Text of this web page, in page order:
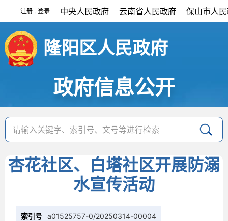
注册 登录 中央人民政府 云南省人民政府 保山市人
隆阳区人民政府
政府信息公开
杏花社区、白塔社区开展防溺
水宣传活动
索引号 a01525757-0/20250314-00004